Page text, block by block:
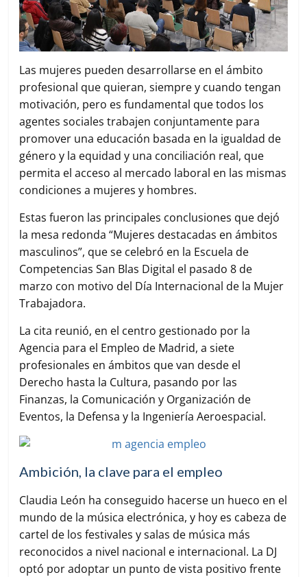
Las mujeres pueden desarrollarse en el ámbito
profesional que quieran, siempre y cuando tengan
motivación, pero es fundamental que todos los
agentes sociales trabajen conjuntamente para
promover una educación basada en la igualdad de
género y la equidad y una conciliación real, que
permita el acceso al mercado laboral en las mismas
condiciones a mujeres y hombres.
Estas fueron las principales conclusiones que dejó
la mesa redonda “Mujeres destacadas en ámbitos
masculinos”, que se celebró en la Escuela de
Competencias San Blas Digital el pasado 8 de
marzo con motivo del Día Internacional de la Mujer
Trabajadora.
La cita reunió, en el centro gestionado por la
Agencia para el Empleo de Madrid, a siete
profesionales en ámbitos que van desde el
Derecho hasta la Cultura, pasando por las
Finanzas, la Comunicación y Organización de
Eventos, la Defensa y la Ingeniería Aeroespacial.
Ambición, la clave para el empleo
Claudia León ha conseguido hacerse un hueco en el
mundo de la música electrónica, y hoy es cabeza de
cartel de los festivales y salas de música más
reconocidos a nivel nacional e internacional. La DJ
optó por adoptar un punto de vista positivo frente